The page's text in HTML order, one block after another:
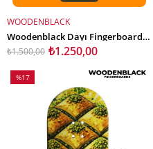
SEPETE EKLE
WOODENBLACK
Woodenblack Dayı Fingerboard Deck
₺1.250,00
₺1.500,00
%17